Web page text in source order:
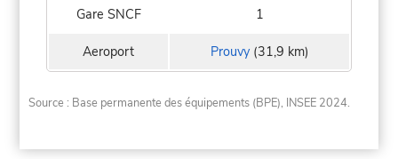
Gare SNCF 1
Aeroport Prouvy(31,9 km)
Source : Base permanente des équipements (BPE), INSEE 2024.